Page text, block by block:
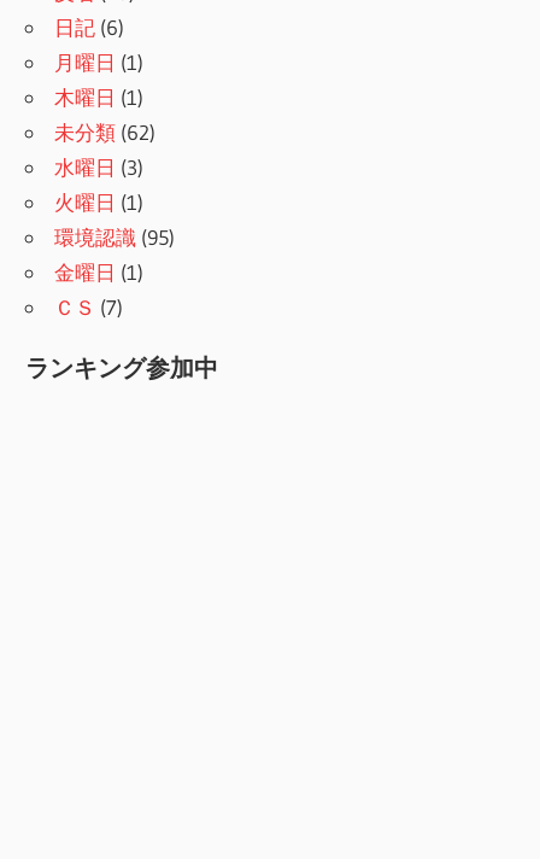
日記 (6)
月曜日 (1)
木曜日 (1)
未分類 (62)
水曜日 (3)
火曜日 (1)
環境認識 (95)
金曜日 (1)
ＣＳ (7)
ランキング参加中